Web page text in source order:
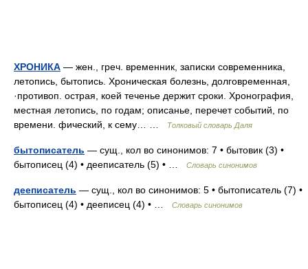
ХРОНИКА — жен., греч. временник, записки современника,
летопись, бытопись. Хроническая болезнь, долговременная,
·противоп. острая, коей теченье держит сроки. Хронография,
местная летопись, по годам; описанье, перечет событий, по
времени. фический, к сему… …
Толковый словарь Даля
бытописатель — сущ., кол во синонимов: 7 • бытовик (3) •
бытописец (4) • дееписатель (5) • …
Словарь синонимов
дееписатель — сущ., кол во синонимов: 5 • бытописатель (7) •
бытописец (4) • дееписец (4) • …
Словарь синонимов